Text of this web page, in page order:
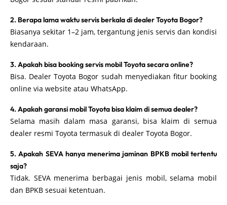
2. Berapa lama waktu servis berkala di dealer Toyota Bogor?
Biasanya sekitar 1–2 jam, tergantung jenis servis dan kondisi
kendaraan.
3. Apakah bisa booking servis mobil Toyota secara online?
Bisa. Dealer Toyota Bogor sudah menyediakan fitur booking
online via website atau WhatsApp.
4. Apakah garansi mobil Toyota bisa klaim di semua dealer?
Selama masih dalam masa garansi, bisa klaim di semua
dealer resmi Toyota termasuk di dealer Toyota Bogor.
5. Apakah SEVA hanya menerima jaminan BPKB mobil tertentu
saja?
Tidak. SEVA menerima berbagai jenis mobil, selama mobil
dan BPKB sesuai ketentuan.